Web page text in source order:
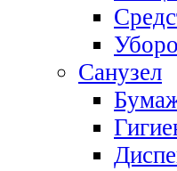
Санузел